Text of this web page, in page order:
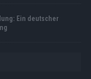
Ein deutscher